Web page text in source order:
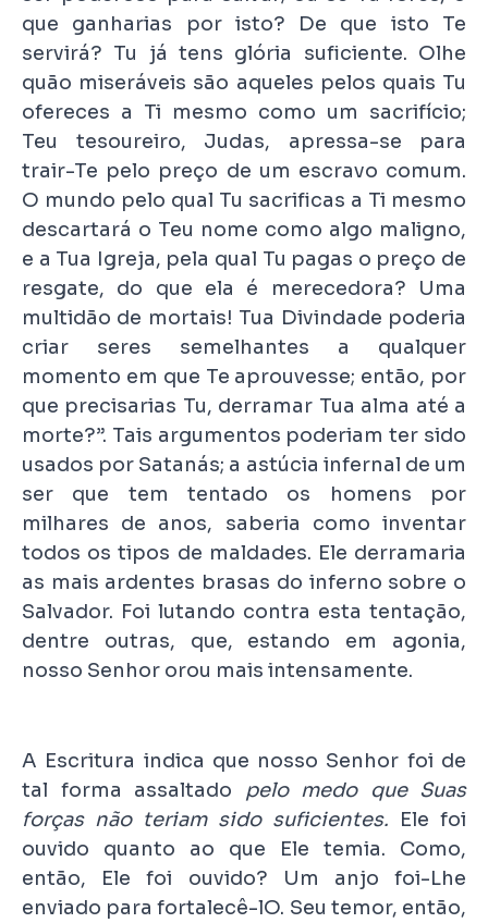
que ganharias por isto? De que isto Te
servirá? Tu já tens glória suficiente. Olhe
quão miseráveis são aqueles pelos quais Tu
ofereces a Ti mesmo como um sacrifício;
Teu tesoureiro, Judas, apressa-se para
trair-Te pelo preço de um escravo comum.
O mundo pelo qual Tu sacrificas a Ti mesmo
descartará o Teu nome como algo maligno,
e a Tua Igreja, pela qual Tu pagas o preço de
resgate, do que ela é merecedora? Uma
multidão de mortais! Tua Divindade poderia
criar seres semelhantes a qualquer
momento em que Te aprouvesse; então, por
que precisarias Tu, derramar Tua alma até a
morte?”. Tais argumentos poderiam ter sido
usados por Satanás; a astúcia infernal de um
ser que tem tentado os homens por
milhares de anos, saberia como inventar
todos os tipos de maldades. Ele derramaria
as mais ardentes brasas do inferno sobre o
Salvador. Foi lutando contra esta tentação,
dentre outras, que, estando em agonia,
nosso Senhor orou mais intensamente.
A Escritura indica que nosso Senhor foi de
tal forma assaltado pelo medo que Suas
forças não teriam sido suficientes. Ele foi
ouvido quanto ao que Ele temia. Como,
então, Ele foi ouvido? Um anjo foi-Lhe
enviado para fortalecê-lO. Seu temor, então,